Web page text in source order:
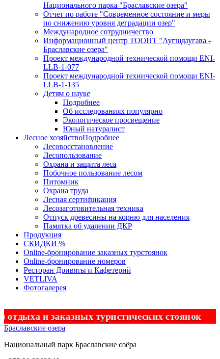
Национального парка "Браславские озера"
Отчет по работе "Современное состояние и меры
по снижению уровня деградации озер"
Международное сотрудничество
Информационный центр ТООПТ "Аугшдаугава -
Браславские озера"
Проект международной технической помощи ENI-
LLB-1-077
Проект международной технической помощи ENI-
LLB-1-135
Детям о науке
Подробнее
Об исследованиях популярно
Экологическое просвещение
Юный натуралист
Лесное хозяйствоПодробнее
Лесовосстановление
Лесопользование
Охрана и защита леса
Побочное пользование лесом
Питомник
Охрана труда
Лесная сертификация
Лесозаготовительная техника
Отпуск древесины на корню для населения
Памятка об удалении ДКР
Продукция
СКИДКИ %
Оnline-бронирование заказных турстоянок
Оnline-бронирование номеров
Ресторан Дривяты и Кафетерий
VETLIVA
Фотогалерея
и заказных туристических стоянок
Браславские озера
Национальный парк Браславские озёра